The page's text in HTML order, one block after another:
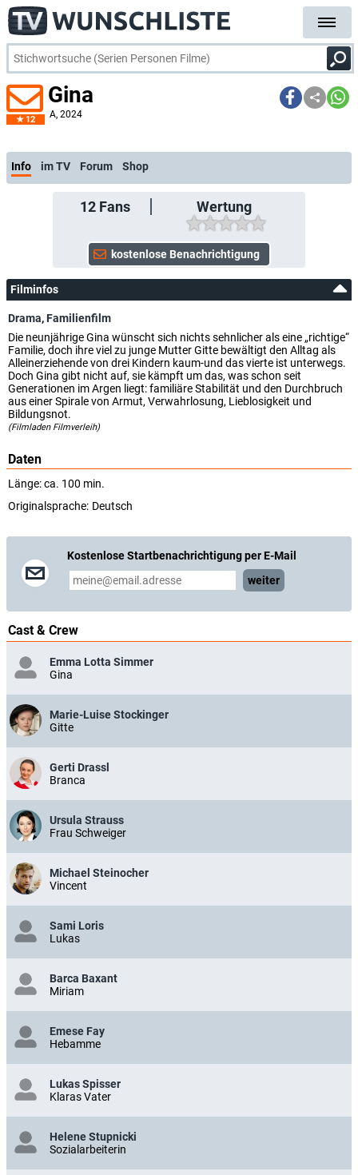
12
Gina
A, 2024
Info im TV Forum Shop
12Fans Wertung
Filminfos
Drama,Familienfilm
Die neunjährige Gina wünscht sich nichts sehnlicher als eine „richtige“
Familie, doch ihre viel zu junge Mutter Gitte bewältigt den Alltag als
Alleinerziehende von drei Kindern kaum-und das vierte ist unterwegs.
Doch Gina gibt nicht auf, sie kämpft um das, was schon seit
Generationen im Argen liegt: familiäre Stabilität und den Durchbruch
aus einer Spirale von Armut, Verwahrlosung, Lieblosigkeit und
Bildungsnot.
(Filmladen Filmverleih)
Daten
Länge: ca. 100 min.
Originalsprache: Deutsch
Kostenlose Startbenachrichtigung per E-Mail
weiter
Cast & Crew
Emma Lotta Simmer
Gina
Marie-Luise Stockinger
Gitte
Gerti Drassl
Branca
Ursula Strauss
Frau Schweiger
Michael Steinocher
Vincent
Sami Loris
Lukas
Barca Baxant
Miriam
Emese Fay
Hebamme
Lukas Spisser
Klaras Vater
Helene Stupnicki
Sozialarbeiterin